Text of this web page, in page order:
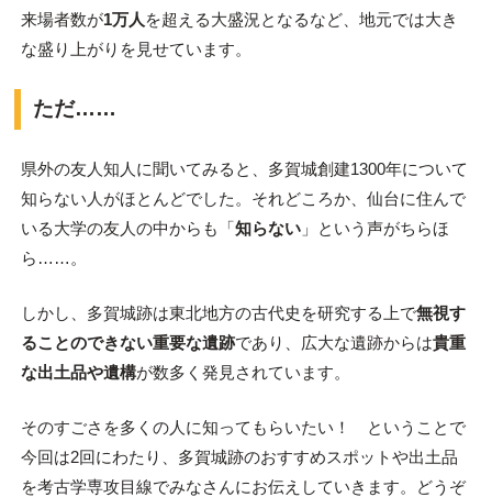
来場者数が1万人 を超える大盛況となるなど、地元では大き
な盛り上がりを見せています。
ただ……
県外の友人知人に聞いてみると、多賀城創建1300年について
知らない人がほとんどでした。それどころか、仙台に住んで
いる大学の友人の中からも「知らない」という声がちらほ
ら……。
しかし、多賀城跡は東北地方の古代史を研究する上で無視す
ることのできない重要な遺跡であり、広大な遺跡からは貴重
な出土品や遺構が数多く発見されています。
そのすごさを多くの人に知ってもらいたい！ ということで
今回は2回にわたり、多賀城跡のおすすめスポットや出土品
を考古学専攻目線でみなさんにお伝えしていきます。どうぞ